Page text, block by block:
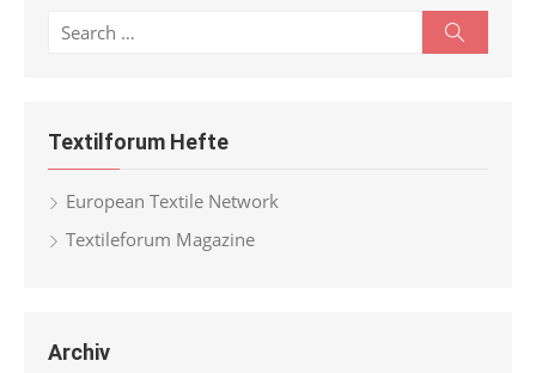
Search
Textilforum Hefte
European Textile Network
Textileforum Magazine
Archiv